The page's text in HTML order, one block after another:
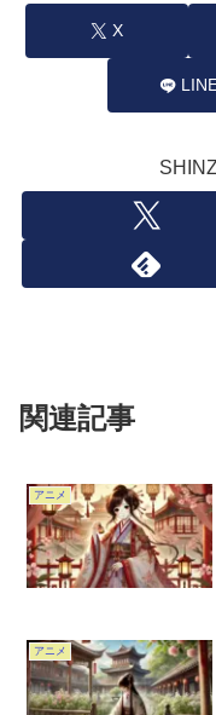
X
関連記事
アニメ
アニメ